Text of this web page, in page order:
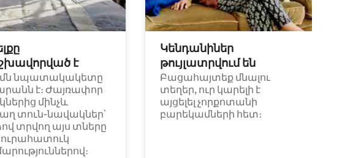
է
նպատակակետը
է։ Ժայռափոր
մինչև
տուն-նավակներ՝
տրվող այս տները
յուրահատուկ
Կենդանիներ
թույլատրվում են
Բացահայտեք մնալու
տեղեր, ուր կարելի է
այցելել չորքոտանի
բարեկամների հետ։